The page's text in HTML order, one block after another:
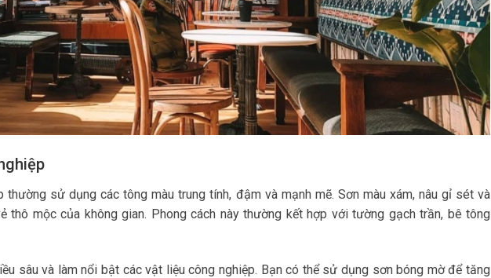
thường sử dụng các tông màu trung tính, đậm và mạnh mẽ. Sơn màu xám, nâu gỉ sét và
thô mộc của không gian. Phong cách này thường kết hợp với tường gạch trần, bê tông
sâu và làm nổi bật các vật liệu công nghiệp. Bạn có thể sử dụng sơn bóng mờ để tăng